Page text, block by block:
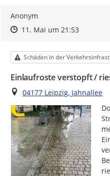
Anonym
Zeitpunkt des Erstellens
Zeitpunkt des Erstellens
11. Mai um 21:53Zur
Kategorie
Schäden in der
Einlaufroste verstopft /
Ort
04177 Leipzig, Jahnallee